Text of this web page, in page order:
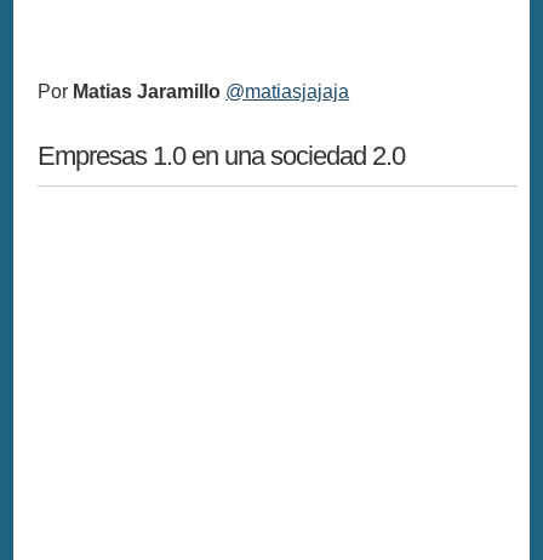
Por Matias Jaramillo @matiasjajaja
Empresas 1.0 en una sociedad 2.0